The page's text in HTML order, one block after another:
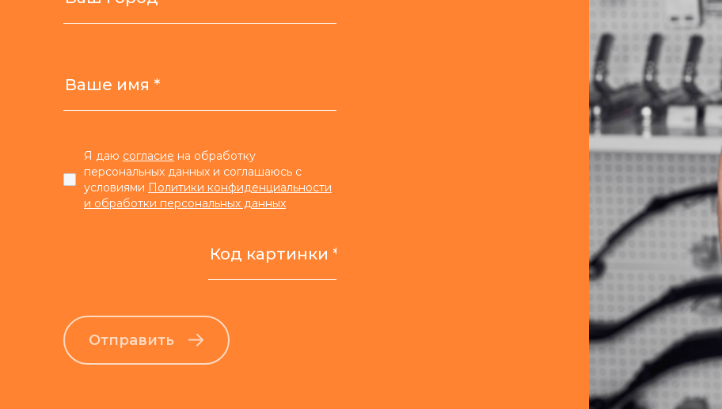
Я даю согласие на обработку
персональных данных и соглашаюсь с
условиями Политики конфиденциальности
и обработки персональных данных
Отправить